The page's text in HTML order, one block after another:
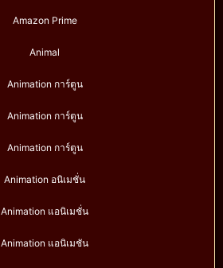
Amazon Prime
Animal
Animation การ์ตูน
Animation การ์ตูน
Animation การ์ตูน
Animation อนิเมชั่น
Animation แอนิเมชั่น
Animation แอนิเมชัน